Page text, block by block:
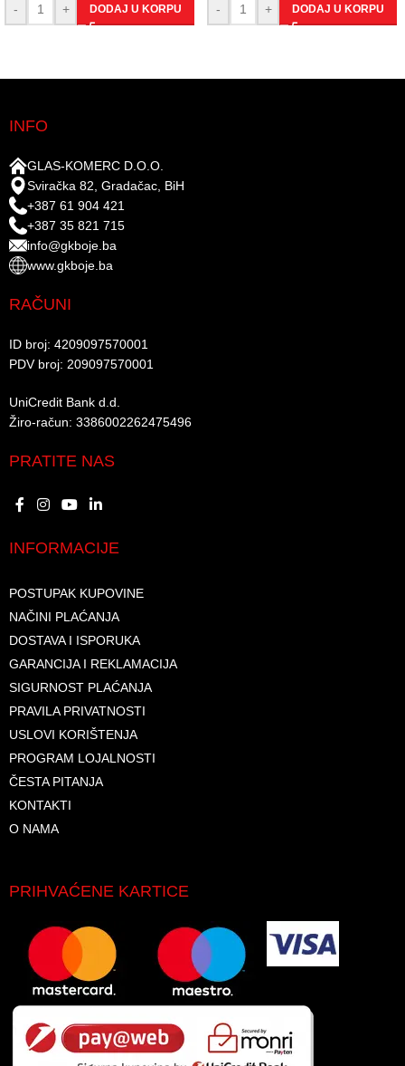
-
+ DODAJ U KORPU
-
+ DODAJ U KORPU
INFO
GLAS-KOMERC D.O.O.
Sviračka 82, Gradačac, BiH
+387 61 904 421
+387 35 821 715
info@gkboje.ba
www.gkboje.ba
RAČUNI
ID broj: 4209097570001​
PDV broj: 209097570001 ​
UniCredit Bank d.d.​
Žiro-račun: 3386002262475496​​
PRATITE NAS
INFORMACIJE
POSTUPAK KUPOVINE
NAČINI PLAĆANJA
DOSTAVA I ISPORUKA
GARANCIJA I REKLAMACIJA
SIGURNOST PLAĆANJA
PRAVILA PRIVATNOSTI
USLOVI KORIŠTENJA
PROGRAM LOJALNOSTI
ČESTA PITANJA
KONTAKTI
O NAMA
PRIHVAĆENE KARTICE